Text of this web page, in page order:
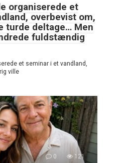
organiserede et
overbevist om,
turde deltage… Men
fuldstændig
et seminar i et vandland,
ville
0 121